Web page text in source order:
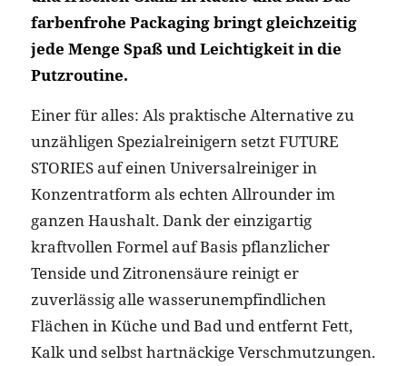
farbenfrohe Packaging bringt gleichzeitig
jede Menge Spaß und Leichtigkeit in die
Putzroutine.
Einer für alles: Als praktische Alternative zu
unzähligen Spezialreinigern setzt FUTURE
STORIES auf einen Universalreiniger in
Konzentratform als echten Allrounder im
ganzen Haushalt. Dank der einzigartig
kraftvollen Formel auf Basis pflanzlicher
Tenside und Zitronensäure reinigt er
zuverlässig alle wasserunempfindlichen
Flächen in Küche und Bad und entfernt Fett,
Kalk und selbst hartnäckige Verschmutzungen.